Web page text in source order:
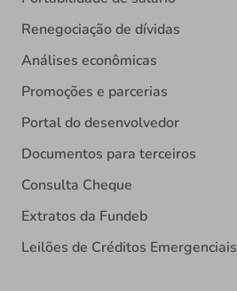
Renegociação de dívidas
Análises econômicas
Promoções e parcerias
Portal do desenvolvedor
Documentos para terceiros
Consulta Cheque
Extratos da Fundeb
Leilões de Créditos Emergenciais